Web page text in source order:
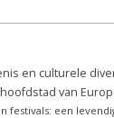
en culturele
van
festivals: een